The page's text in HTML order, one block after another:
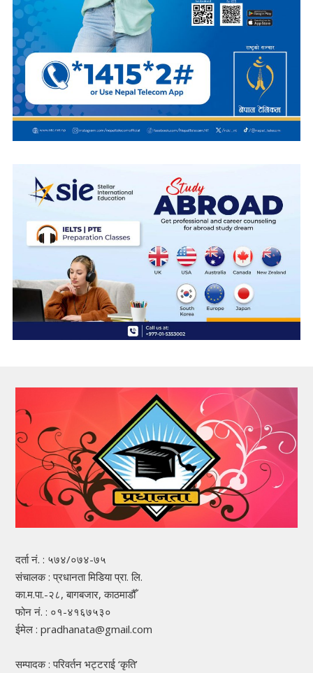
दर्ता नं. : ५७४/०७४-७५
संचालक : प्रधानता मिडिया प्रा. लि.
का.म.पा.-२८, बागबजार, काठमाडौँ
फोन नं. : ०१-४१६७५३०
ईमेल : pradhanata@gmail.com
सम्पादक : परिवर्तन भट्टराई ‘कृति’